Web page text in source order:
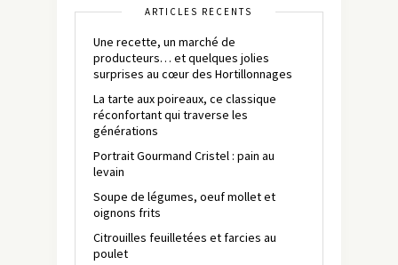
ARTICLES RÉCENTS
Une recette, un marché de
producteurs… et quelques jolies
surprises au cœur des Hortillonnages
La tarte aux poireaux, ce classique
réconfortant qui traverse les
générations
Portrait Gourmand Cristel : pain au
levain
Soupe de légumes, oeuf mollet et
oignons frits
Citrouilles feuilletées et farcies au
poulet